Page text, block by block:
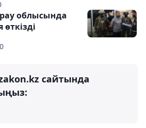
облысында
сайтында